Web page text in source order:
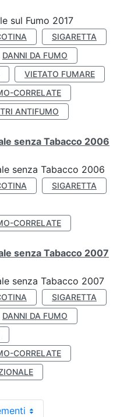
sul Fumo 2017
SIGARETTA
DANNI DA FUMO
VIETATO FUMARE
CORRELATE
ANTIFUMO
senza Tabacco 2006
senza Tabacco 2006
SIGARETTA
CORRELATE
senza Tabacco 2007
senza Tabacco 2007
SIGARETTA
DANNI DA FUMO
CORRELATE